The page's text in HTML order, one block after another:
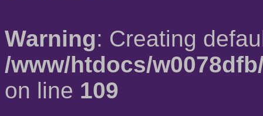
Warning: Creating
/www/htdocs/
on line 109